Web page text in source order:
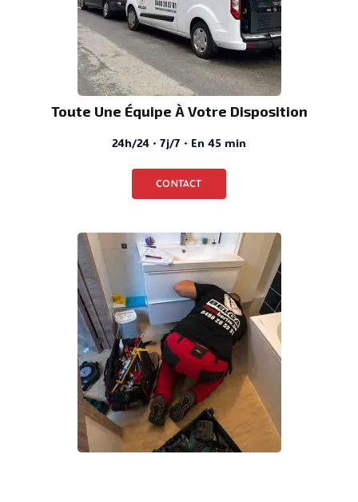
Toute Une Équipe À Votre Disposition
24h/24 · 7j/7 · En 45 min
CONTACT